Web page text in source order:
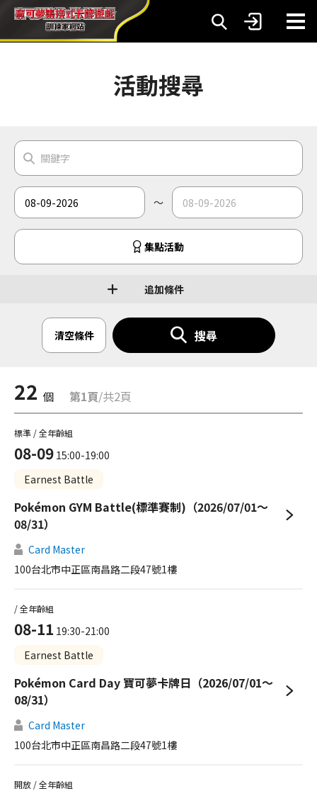
活動搜尋
～
集點活動
追加條件
清空條件 搜尋
22 個 第1頁/共2頁
08-09 15:00-19:00
Earnest Battle
標準 / 全年齡組
Pokémon GYM Battle(標準賽制)（2026/07/01～
08/31）
Card Master
100台北市中正區南昌路二段47號1樓
08-11 19:30-21:00
Earnest Battle
/ 全年齡組
Pokémon Card Day 寶可夢卡牌日（2026/07/01～
08/31）
Card Master
100台北市中正區南昌路二段47號1樓
開放 / 全年齡組